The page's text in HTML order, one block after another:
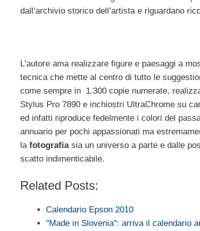
dall’archivio storico dell’artista e riguardano
L’autore ama realizzare figure e paesaggi a
tecnica che mette al centro di tutto le
come sempre in 1.300 copie numerate,
Stylus Pro 7890 e inchiostri UltraChrome su
ed infatti riproduce fedelmente i colori del
annuario per pochi appassionati ma
la fotografiasia un universo a parte e dalle
scatto indimenticabile.
Related Posts:
Calendario Epson 2010
"Made in Slovenia": arriva il calendario